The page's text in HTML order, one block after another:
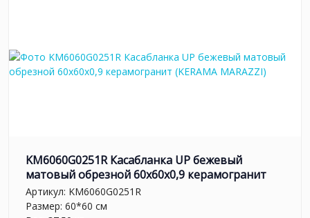
KM6060G0251R Касабланка UP бежевый
матовый обрезной 60x60x0,9 керамогранит
Артикул: KM6060G0251R
Размер: 60*60 см